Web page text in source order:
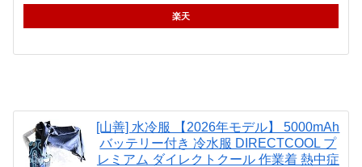
楽天
[山善] 水冷服 【2026年モデル】 5000mAh
バッテリー付き 冷水服 DIRECTCOOL プ
レミアム ダイレクトクール 作業着 熱中症